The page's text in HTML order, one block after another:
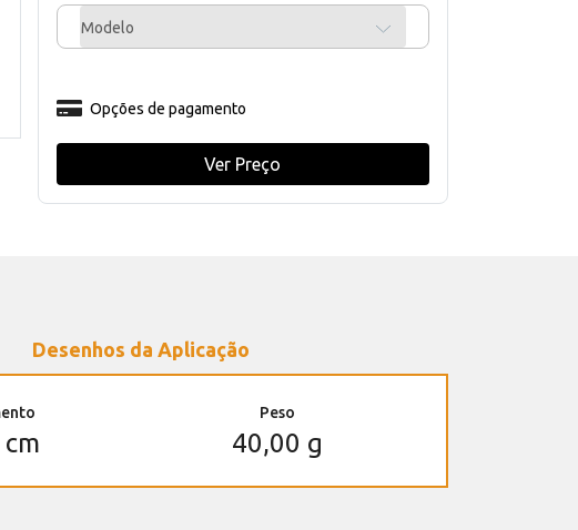
Modelo
Opções de pagamento
Ver Preço
Desenhos da Aplicação
Peso
40,00 g